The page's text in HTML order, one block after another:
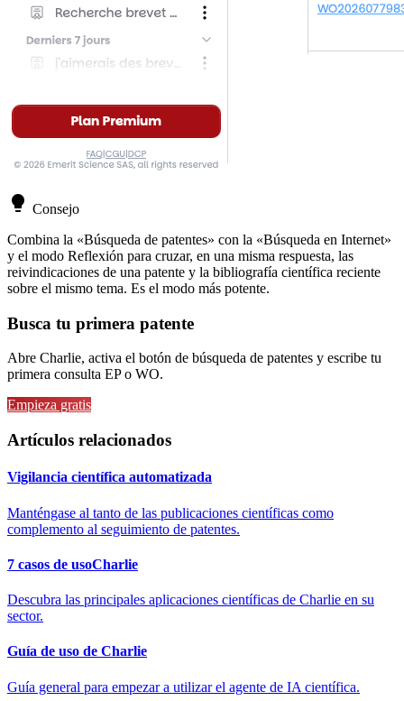
lightbulb Consejo
Combina la «Búsqueda de patentes» con la «Búsqueda en Internet»
y el modo Reflexión para cruzar, en una misma respuesta, las
reivindicaciones de una patente y la bibliografía científica reciente
sobre el mismo tema. Es el modo más potente.
Busca tu primera patente
Abre Charlie, activa el botón de búsqueda de patentes y escribe tu
primera consulta EP o WO.
Empieza gratis
Artículos relacionados
Vigilancia científica automatizada
Manténgase al tanto de las publicaciones científicas como
complemento al seguimiento de patentes.
7 casos de usoCharlie
Descubra las principales aplicaciones científicas de Charlie en su
sector.
Guía de uso de Charlie
Guía general para empezar a utilizar el agente de IA científica.